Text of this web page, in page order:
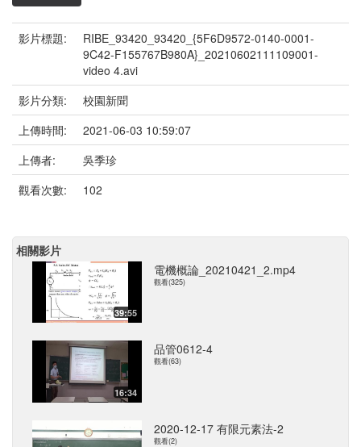
影片標題:
RIBE_93420_93420_{5F6D9572-0140-0001-
9C42-F155767B980A}_20210602111109001-
video 4.avi
影片分類:
校園新聞
上傳時間:
2021-06-03 10:59:07
上傳者:
吳季珍
觀看次數:
102
相關影片
39:55
電機概論_20210421_2.mp4
觀看(325)
16:34
品管0612-4
觀看(63)
2020-12-17 有限元素法-2
觀看(2)